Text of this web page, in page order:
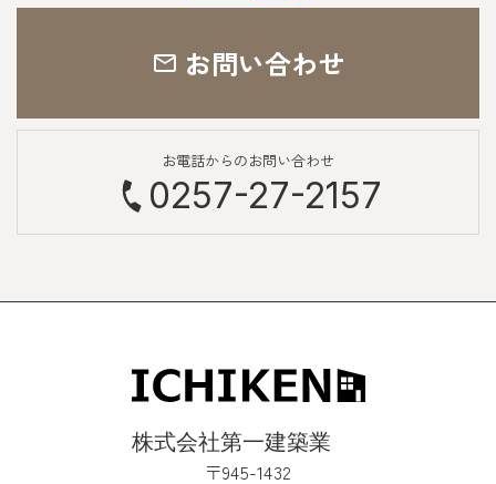
お問い合わせ
お電話からのお問い合わせ
0257-27-2157
〒945-1432